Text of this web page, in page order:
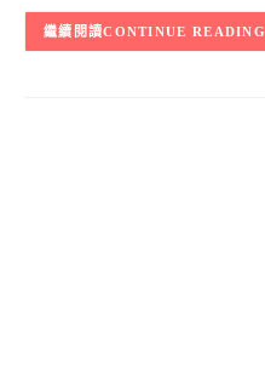
CONTINUE READING